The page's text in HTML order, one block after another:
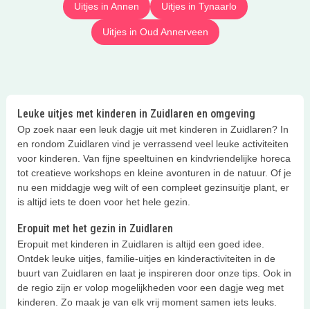
Uitjes in Annen Uitjes in Tynaarlo
Uitjes in Oud Annerveen
Leuke uitjes met kinderen in Zuidlaren en omgeving
Op zoek naar een leuk dagje uit met kinderen in Zuidlaren? In
en rondom Zuidlaren vind je verrassend veel leuke activiteiten
voor kinderen. Van fijne speeltuinen en kindvriendelijke horeca
tot creatieve workshops en kleine avonturen in de natuur. Of je
nu een middagje weg wilt of een compleet gezinsuitje plant, er
is altijd iets te doen voor het hele gezin.
Eropuit met het gezin in Zuidlaren
Eropuit met kinderen in Zuidlaren is altijd een goed idee.
Ontdek leuke uitjes, familie-uitjes en kinderactiviteiten in de
buurt van Zuidlaren en laat je inspireren door onze tips. Ook in
de regio zijn er volop mogelijkheden voor een dagje weg met
kinderen. Zo maak je van elk vrij moment samen iets leuks.